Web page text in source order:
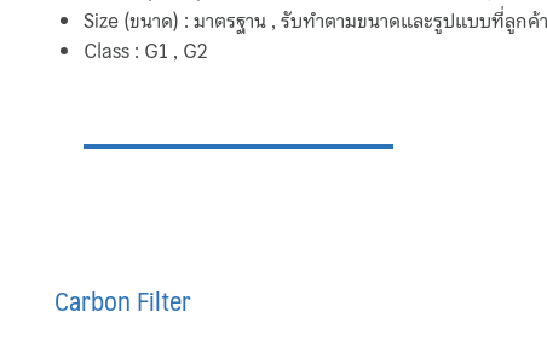
Size (ขนาด) : มาตรฐาน , รับทำตามขนาดและรูปแบบที่ลูกค้
Class : G1 , G2
Carbon Filter